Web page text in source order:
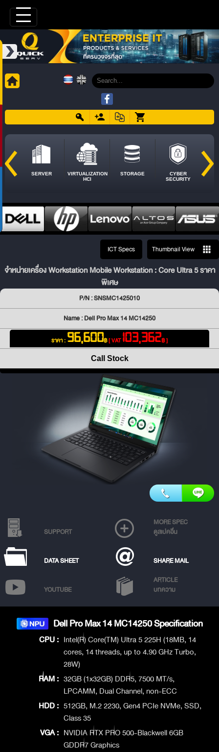
SERVER
VIRTUALIZATION
HCI
STORAGE
CYBER
SECURITY
ICT Specs Thumbnail View
จำหน่ายเครื่อง Workstation Mobile Workstation : Core Ultra 5 ราคา
พิเศษ
P/N : SNSMC1425010
Name : Dell Pro Max 14 MC14250
ราคา : 96,600฿[ VAT103,362฿ ]
Call Stock
SUPPORT
MORE SPEC
ดูสเปคอื่น
DATA SHEET SHARE MAIL
YOUTUBE
ARTICLE
บทความ
Dell Pro Max 14 MC14250 Specification
CPU : Intel(R) Core(TM) Ultra 5 225H (18MB, 14
cores, 14 threads, up to 4.90 GHz Turbo,
28W)
RAM : 32GB (1x32GB) DDR5, 7500 MT/s,
LPCAMM, Dual Channel, non-ECC
HDD : 512GB, M.2 2230, Gen4 PCIe NVMe, SSD,
Class 35
VGA : NVIDIA RTX PRO 500-Blackwell 6GB
GDDR7 Graphics